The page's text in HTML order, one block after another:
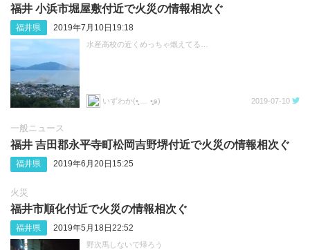
福井 小浜市堀屋敷付近で火災の情報相次ぐ
福井県 2019年7月10日19:18
水産高校の近くめっちゃ燃えてる…
いずわか(•̥̥̥̥̥̥̥ ﹏ •̥̥̥̥̥̥̥̥๑) 2019-07-10
一般ニュース
福井 吉田郡永平寺町松岡吉野堺付近で火災の情報相次ぐ
福井県 2019年6月20日15:25
火災
福井市順化付近で火災の情報相次ぐ
福井県 2019年5月18日22:52
野次馬しないで帰ろう